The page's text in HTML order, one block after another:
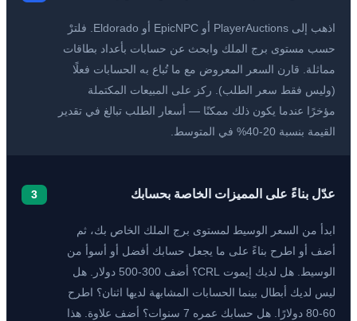
اذهب إلى PlayerAuctions أو EpicNPC أو Eldorado. فلترْ
حسب مستوى برج الملك وابحث عن حسابات بأعداد بطاقات
مماثلة. قارن السعر المعروض مع ما تُباع به الحسابات فعلًا
(وليس فقط سعر الطلب). ركز على المبيعات المكتملة
مؤخرًا عندما يكون ذلك ممكنًا — أسعار الطلب تبالغ في تقدير
القيمة بنسبة 20-40% في المتوسط.
عدّل بناءً على المميزات الخاصة بحسابك
ابدأ من السعر الوسيط لمستوى برج الملك الخاص بك، ثم
أضف أو اطرح بناءً على ما يجعل حسابك أفضل أو أسوأ من
الوسيط. هل لديك إيموت CRL؟ أضف 300-500 دولار. هل
ليس لديك أبطال بينما الحسابات المشابهة لديها اثنان؟ اطرح
60-80 دولارًا. هل حسابك عمره 7 سنوات؟ أضف علاوة. هذا
3